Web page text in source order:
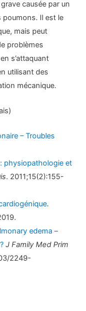
causée par un
poumons. Il est le
mais peut
problèmes
s’attaquant
utilisant des
mécanique.
– Troubles
: physiopathologie et
. 2011;15(2):155-
.
edema –
J Family Med Prim
2249-